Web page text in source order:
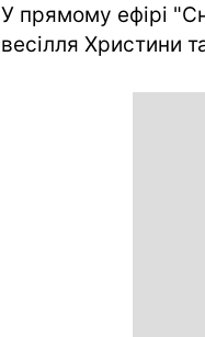
У прямому ефірі
весілля Христини